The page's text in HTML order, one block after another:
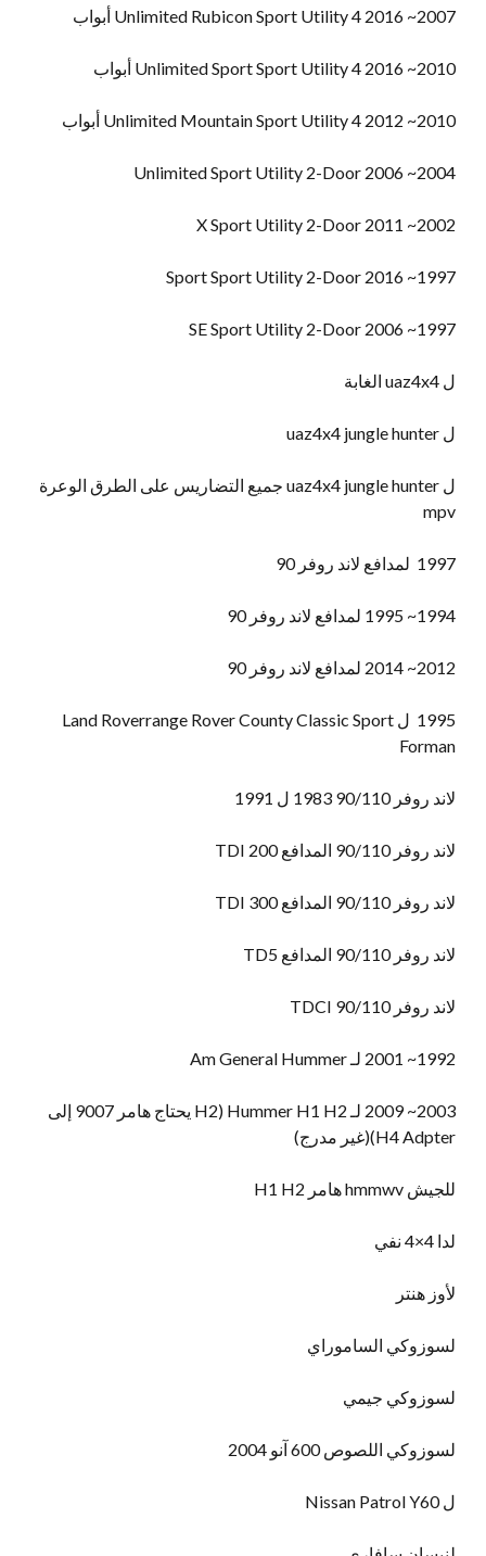
2007~ 2016 Unlimited Rubicon Sport Utility 4 أبواب
2010~ 2016 Unlimited Sport Sport Utility 4 أبواب
2010~ 2012 Unlimited Mountain Sport Utility 4 أبواب
2004~ 2006 Unlimited Sport Utility 2-Door
2002~ 2011 X Sport Utility 2-Door
1997~ 2016 Sport Sport Utility 2-Door
1997~ 2006 SE Sport Utility 2-Door
ل uaz4x4 الغابة
ل uaz4x4 jungle hunter
ل uaz4x4 jungle hunter جميع التضاريس على الطرق الوعرة
mpv
1997 لمدافع لاند روفر 90
1994~ 1995 لمدافع لاند روفر 90
2012~ 2014 لمدافع لاند روفر 90
1995 ل Land Roverrange Rover County Classic Sport
Forman
لاند روفر 90/110 1983 ل 1991
لاند روفر 90/110 المدافع 200 TDI
لاند روفر 90/110 المدافع 300 TDI
لاند روفر 90/110 المدافع TD5
لاند روفر 90/110 TDCI
1992~ 2001 لـ Am General Hummer
2003~ 2009 لـ Hummer H1 H2 (H2 يحتاج هامر 9007 إلى
H4 Adpter)(غير مدرج)
للجيش hmmwv هامر H1 H2
لدا 4×4 نفي
لأوز هنتر
لسوزوكي الساموراي
لسوزوكي جيمي
لسوزوكي اللصوص 600 آنو 2004
ل Nissan Patrol Y60